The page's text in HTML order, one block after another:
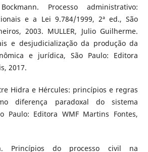
Processo administrativo:
e a Lei 9.784/1999, 2ª ed., São
2003. MULLER, Julio Guilherme.
e desjudicialização da produção da
e jurídica, São Paulo: Editora
2017.
Hidra e Hércules: princípios e regras
diferença paradoxal do sistema
Paulo: Editora WMF Martins Fontes,
Princípios do processo civil na